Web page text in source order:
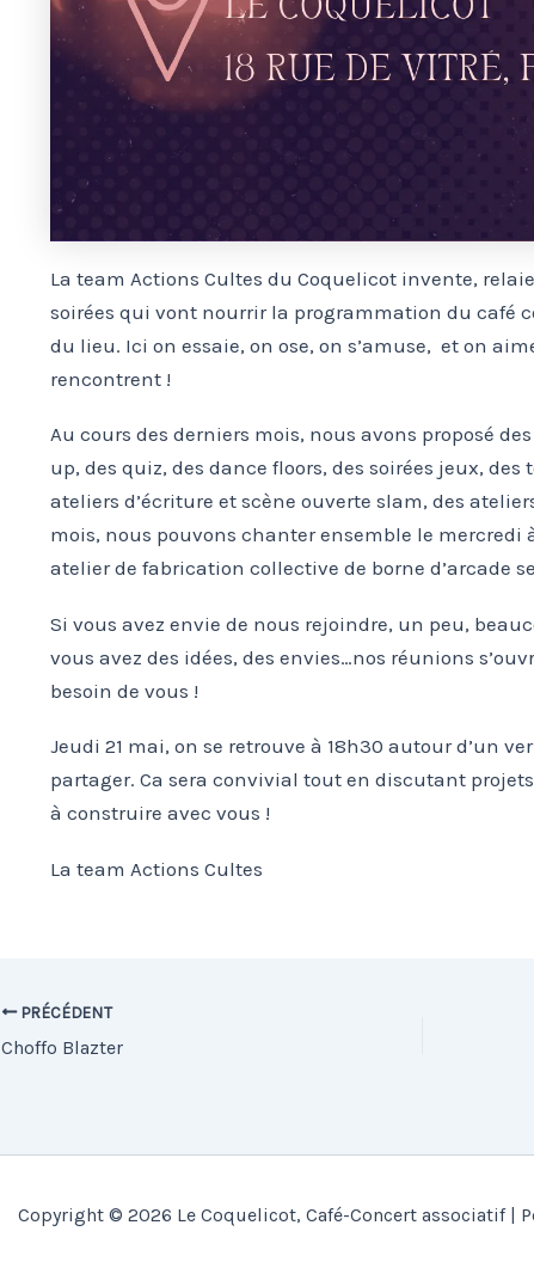
La team Actions Cultes du Coquelicot invente,
soirées qui vont nourrir la programmation du café
du lieu. Ici on essaie, on ose, on s’amuse, et on
rencontrent !
Au cours des derniers mois, nous avons proposé
up, des quiz, des dance floors, des soirées jeux, des
ateliers d’écriture et scène ouverte slam, des
mois, nous pouvons chanter ensemble le mercredi
atelier de fabrication collective de borne d’arcade
Si vous avez envie de nous rejoindre, un peu,
vous avez des idées, des envies…nos réunions
besoin de vous !
Jeudi 21 mai, on se retrouve à 18h30 autour d’un
partager. Ca sera convivial tout en discutant
à construire avec vous !
La team Actions Cultes
PRÉCÉDENT
Choffo Blazter
Copyright © 2026 Le Coquelicot, Café-Concert associatif |